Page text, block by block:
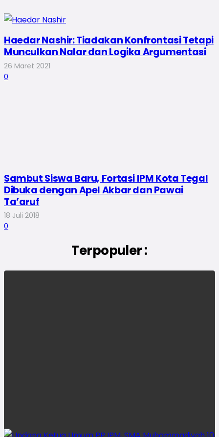
Haedar Nashir: Tiadakan Konfrontasi Tetapi
Munculkan Nalar dan Logika Argumentasi
26 Maret 2021
0
Sambut Siswa Baru, Fortasi IPM Kota Tegal
Dibuka dengan Apel Akbar dan Pawai
Ta’aruf
18 Juli 2018
0
Terpopuler :